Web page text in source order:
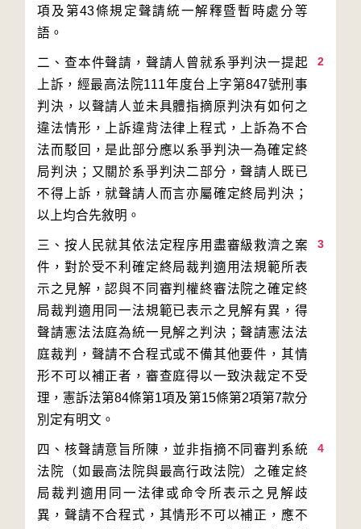
項及第43條規定聲請統一解釋暨暫時處分等
2
二、查本件聲請，聲請人曾就系爭判決一提起
上訴，經最高法院111年度台上字第847號刑事
判決，以聲請人並未具體指摘原判決有如何之
違法情形，上訴違背法律上程式，上訴為不合
法而駁回，是此部分應以系爭判決一為確定終
局判決；又關於系爭判決二部分，聲請人既已
不得上訴，就聲請人而言亦屬確定終局判決；
3
三、按人民就其依法定程序用盡審級救濟之案
件，對於受不利確定終局裁判適用法規範所表
示之見解，認與不同審判權終審法院之確定終
局裁判適用同一法規範已表示之見解有異，得
聲請憲法法庭為統一見解之判決；聲請憲法法
庭裁判，聲請不合程式或不備其他要件，其情
形不可以補正者，審查庭得以一致決裁定不受
理，憲訴法第84條第1項及第15條第2項第7款分
4
四、核聲請意旨所陳，並非指摘不同審判系統
法院（如最高法院與最高行政法院）之確定終
局裁判適用同一法律或命令所表示之見解歧
異，聲請不合程式，其情形不可以補正，應不